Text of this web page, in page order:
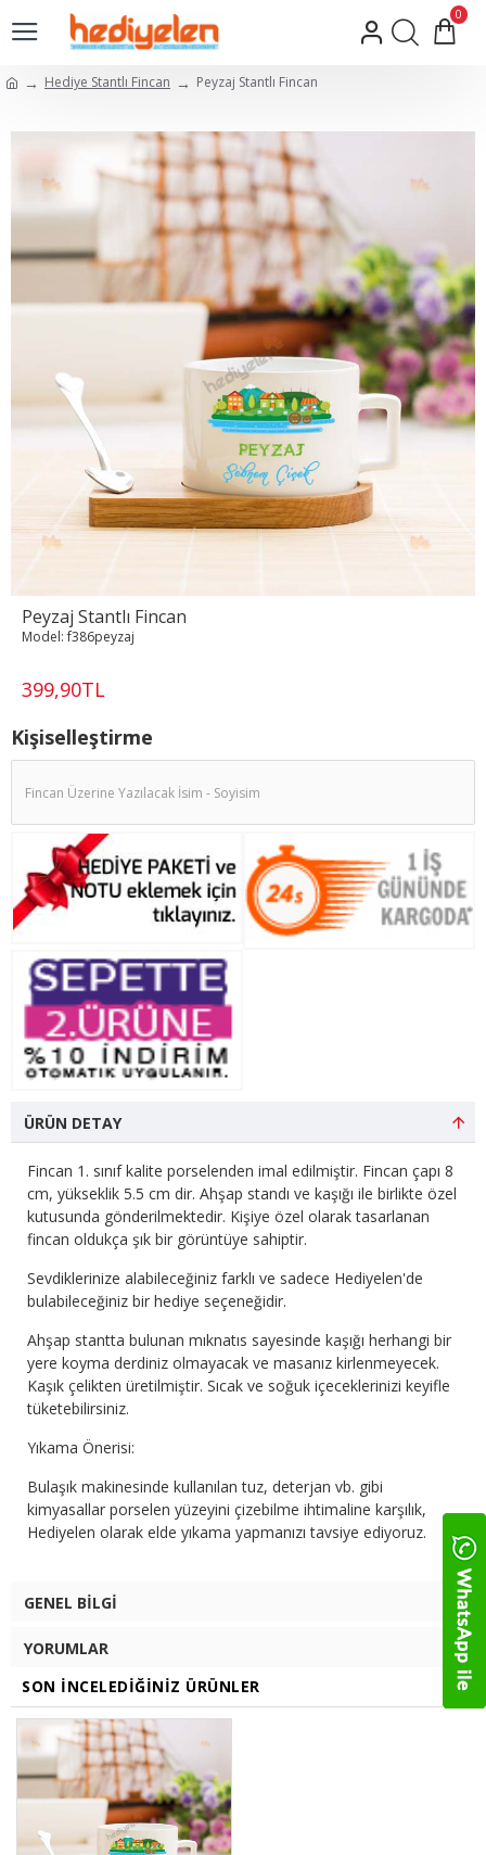
0
Hediye Stantlı Fincan Peyzaj Stantlı Fincan
Peyzaj Stantlı Fincan
399,90TL
Model: f386peyzaj
Kişiselleştirme
ÜRÜN DETAY
Fincan 1. sınıf kalite porselenden imal edilmiştir. Fincan çapı 8
cm, yükseklik 5.5 cm dir. Ahşap standı ve kaşığı ile birlikte özel
kutusunda gönderilmektedir. Kişiye özel olarak tasarlanan
fincan oldukça şık bir görüntüye sahiptir.
Sevdiklerinize alabileceğiniz farklı ve sadece Hediyelen'de
bulabileceğiniz bir hediye seçeneğidir.
Ahşap stantta bulunan mıknatıs sayesinde kaşığı herhangi bir
yere koyma derdiniz olmayacak ve masanız kirlenmeyecek.
Kaşık çelikten üretilmiştir. Sıcak ve soğuk içeceklerinizi keyifle
tüketebilirsiniz.
Yıkama Önerisi:
Bulaşık makinesinde kullanılan tuz, deterjan vb. gibi
kimyasallar porselen yüzeyini çizebilme ihtimaline karşılık,
Hediyelen olarak elde yıkama yapmanızı tavsiye ediyoruz.
GENEL BILGI
YORUMLAR
SON İNCELEDIĞINIZ ÜRÜNLER